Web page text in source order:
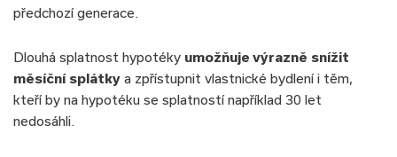
předchozí generace.
Dlouhá splatnost hypotéky umožňuje výrazně snížit
měsíční splátky a zpřístupnit vlastnické bydlení i těm,
kteří by na hypotéku se splatností například 30 let
nedosáhli.